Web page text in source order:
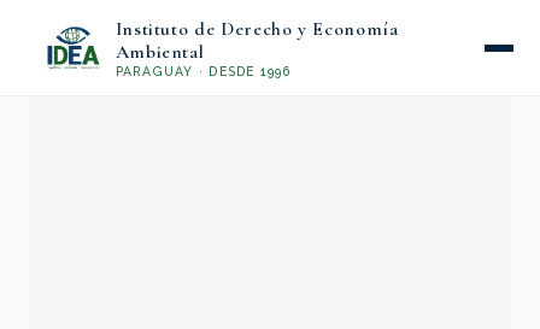
Instituto de Derecho y Economía
Ambiental
PARAGUAY · DESDE 1996